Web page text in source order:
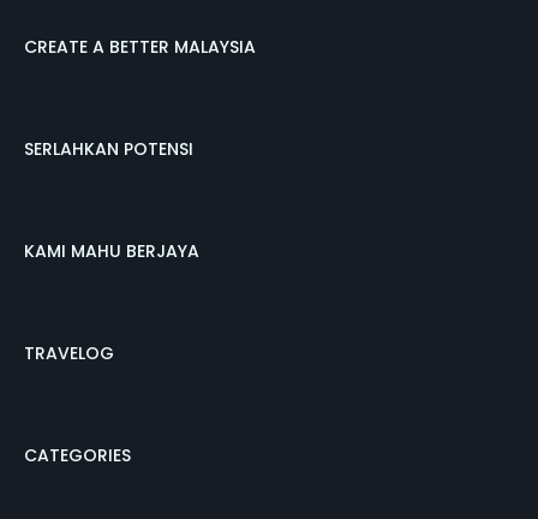
CREATE A BETTER MALAYSIA
SERLAHKAN POTENSI
KAMI MAHU BERJAYA
TRAVELOG
CATEGORIES